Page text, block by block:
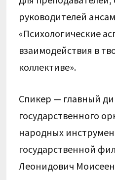
руководителей
«Психологические
взаимодействия в
коллективе».
Спикер — главный
государственного
народных
государственной
Леонидович